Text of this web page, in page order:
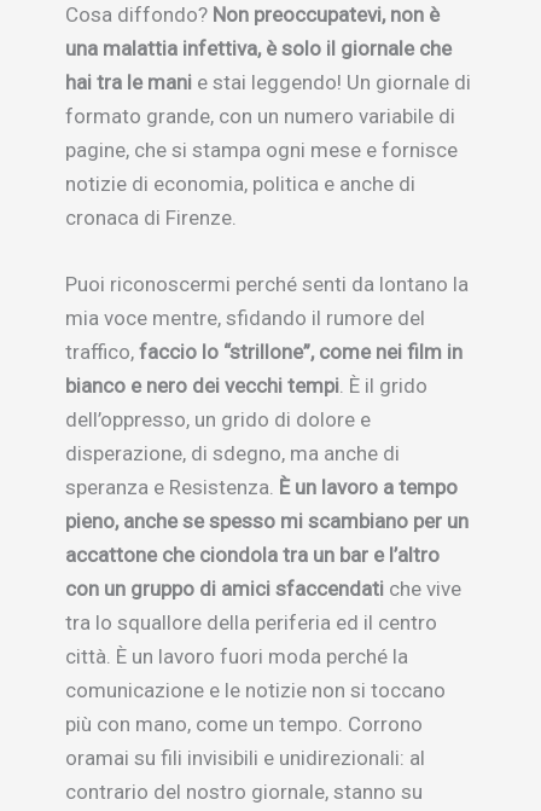
Cosa diffondo? Non preoccupatevi, non è
una malattia infettiva, è solo il giornale che
hai tra le mani e stai leggendo! Un giornale di
formato grande, con un numero variabile di
pagine, che si stampa ogni mese e fornisce
notizie di economia, politica e anche di
cronaca di Firenze.
Puoi riconoscermi perché senti da lontano la
mia voce mentre, sfidando il rumore del
traffico, faccio lo “strillone”, come nei film in
bianco e nero dei vecchi tempi . È il grido
dell’oppresso, un grido di dolore e
disperazione, di sdegno, ma anche di
speranza e Resistenza. È un lavoro a tempo
pieno, anche se spesso mi scambiano per un
accattone che ciondola tra un bar e l’altro
con un gruppo di amici sfaccendati che vive
tra lo squallore della periferia ed il centro
città. È un lavoro fuori moda perché la
comunicazione e le notizie non si toccano
più con mano, come un tempo. Corrono
oramai su fili invisibili e unidirezionali: al
contrario del nostro giornale, stanno su